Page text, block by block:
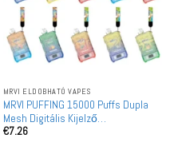
MRVI ELDOBHATÓ VAPES
MRVI PUFFING 15000 Puffs Dupla
Mesh Digitális Kijelző
Nagykereskedelmi Újratölthető
€7.26